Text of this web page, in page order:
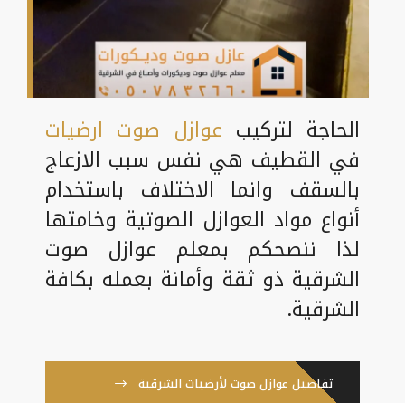
الحاجة لتركيب عوازل صوت ارضيات
في القطيف هي نفس سبب الازعاج
بالسقف وانما الاختلاف باستخدام
أنواع مواد العوازل الصوتية وخامتها
لذا ننصحكم بمعلم عوازل صوت
الشرقية ذو ثقة وأمانة بعمله بكافة
الشرقية.
تفاصيل عوازل صوت لأرضيات الشرقية